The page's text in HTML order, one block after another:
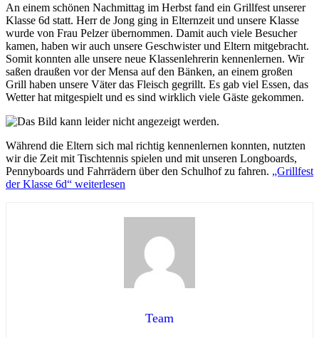
An einem schönen Nachmittag im Herbst fand ein Grillfest unserer
Klasse 6d statt. Herr de Jong ging in Elternzeit und unsere Klasse
wurde von Frau Pelzer übernommen. Damit auch viele Besucher
kamen, haben wir auch unsere Geschwister und Eltern mitgebracht.
Somit konnten alle unsere neue Klassenlehrerin kennenlernen. Wir
saßen draußen vor der Mensa auf den Bänken, an einem großen
Grill haben unsere Väter das Fleisch gegrillt. Es gab viel Essen, das
Wetter hat mitgespielt und es sind wirklich viele Gäste gekommen.
Während die Eltern sich mal richtig kennenlernen konnten, nutzten
wir die Zeit mit Tischtennis spielen und mit unseren Longboards,
Pennyboards und Fahrrädern über den Schulhof zu fahren. „Grillfest
der Klasse 6d“ weiterlesen
Team